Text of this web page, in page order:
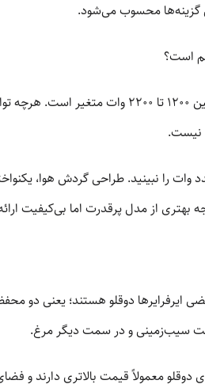
گزینه‌ها محسوب می‌شود.
است؟
توان دستگاه معمولاً بین 1200
نیست.
وات را نبینید. طراحی گردش هوا،
بهتری از مدل پرقدرت اما بی‌کیفیت
ایرفرایرها دوقلو هستند؛ یعنی دو
سیب‌زمینی و در سمت دیگر مرغ.
دوقلو معمولاً قیمت بالاتری